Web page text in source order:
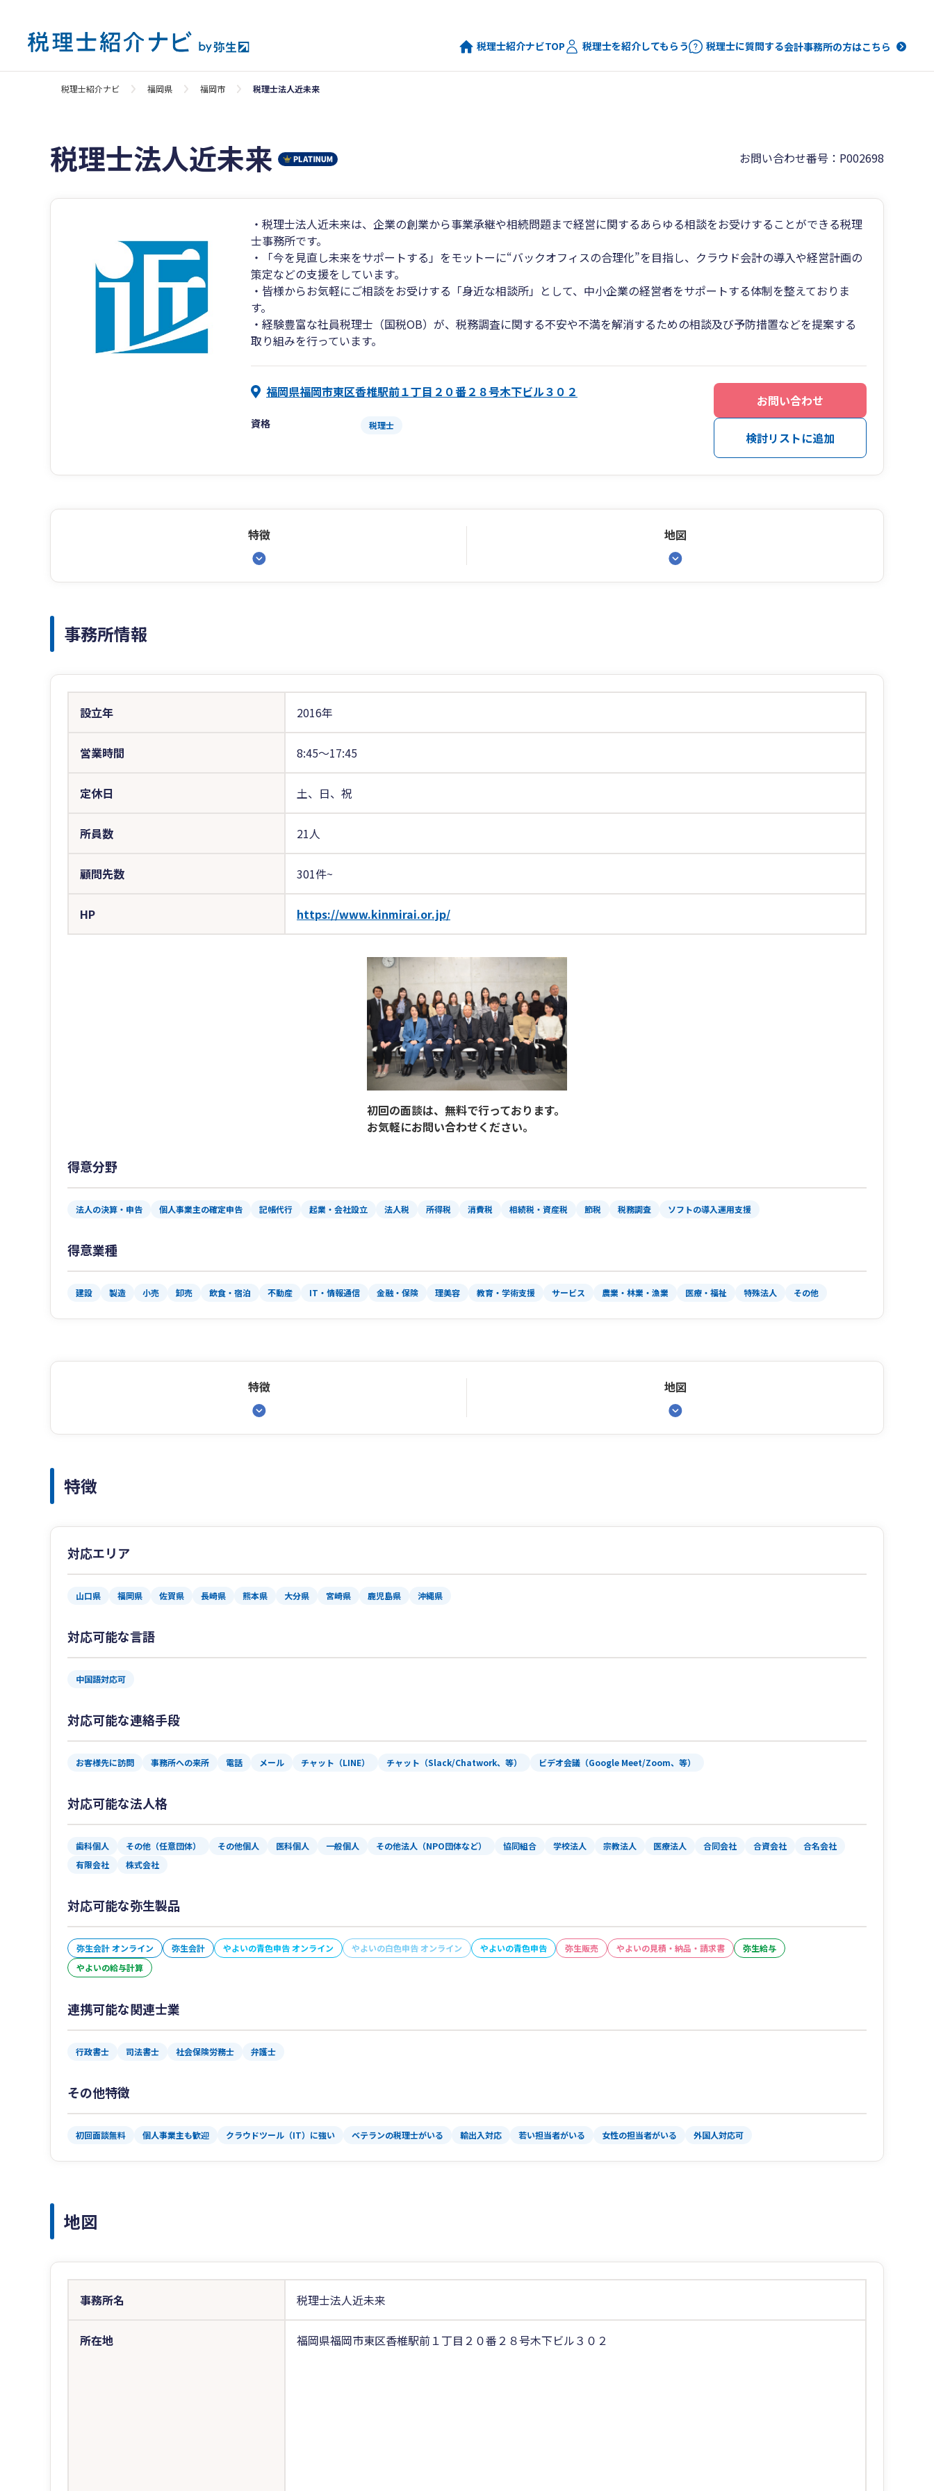
税理士紹介ナビTOP 税理士を紹介してもらう 税理士に質問する会計事務所の方はこちら
税理士紹介ナビ 福岡県 福岡市 税理士法人近未来
税理士法人近未来 お問い合わせ番号：P002698
・税理士法人近未来は、企業の創業から事業承継や相続問題まで経営に関するあらゆる相談をお受けすることができる税理
士事務所です。
・「今を見直し未来をサポートする」をモットーに“バックオフィスの合理化”を目指し、クラウド会計の導入や経営計画の
策定などの支援をしています。
・皆様からお気軽にご相談をお受けする「身近な相談所」として、中小企業の経営者をサポートする体制を整えておりま
す。
・経験豊富な社員税理士（国税OB）が、税務調査に関する不安や不満を解消するための相談及び予防措置などを提案する
取り組みを行っています。
福岡県福岡市東区香椎駅前１丁目２０番２８号木下ビル３０２
資格 税理士
お問い合わせ
検討リストに追加
特徴 地図
事務所情報
設立年 2016年
営業時間 8:45〜17:45
定休日 土、日、祝
所員数 21人
顧問先数 301件~
HP https://www.kinmirai.or.jp/
初回の面談は、無料で行っております。
お気軽にお問い合わせください。
得意分野
法人の決算・申告 個人事業主の確定申告 記帳代行 起業・会社設立 法人税 所得税 消費税 相続税・資産税 節税 税務調査 ソフトの導入運用支援
得意業種
建設 製造 小売 卸売 飲食・宿泊 不動産 IT・情報通信 金融・保険 理美容 教育・学術支援 サービス 農業・林業・漁業 医療・福祉 特殊法人 その他
特徴 地図
特徴
対応エリア
山口県 福岡県 佐賀県 長崎県 熊本県 大分県 宮崎県 鹿児島県 沖縄県
対応可能な言語
中国語対応可
対応可能な連絡手段
お客様先に訪問 事務所への来所 電話 メール チャット（LINE） チャット（Slack/Chatwork、等） ビデオ会議（Google Meet/Zoom、等）
対応可能な法人格
歯科個人 その他（任意団体） その他個人 医科個人 一般個人 その他法人（NPO団体など） 協同組合 学校法人 宗教法人 医療法人 合同会社 合資会社
合名会社
有限会社
株式会社
対応可能な弥生製品
弥生会計 オンライン 弥生会計 やよいの青色申告 オンライン やよいの白色申告 オンライン やよいの青色申告 弥生販売 やよいの見積・納品・請求書
弥生給与
やよいの給与計算
連携可能な関連士業
行政書士 司法書士 社会保険労務士 弁護士
その他特徴
初回面談無料 個人事業主も歓迎 クラウドツール（IT）に強い ベテランの税理士がいる 輸出入対応 若い担当者がいる 女性の担当者がいる 外国人対応可
地図
事務所名 税理士法人近未来
所在地 福岡県福岡市東区香椎駅前１丁目２０番２８号木下ビル３０２